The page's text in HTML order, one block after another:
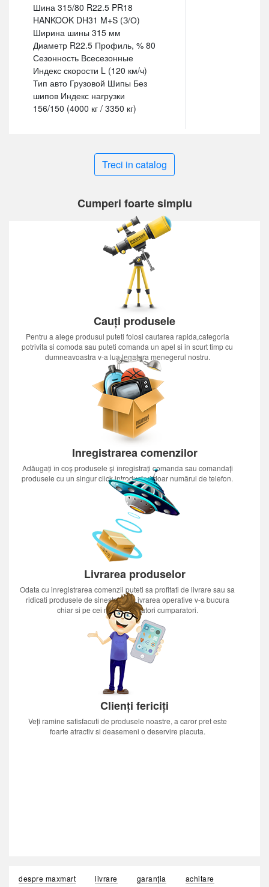
Шина 315/80 R22.5 PR18
HANKOOK DH31 M+S (З/О)
Ширина шины 315 мм
Диаметр R22.5 Профиль, % 80
Сезонность Всесезонные
Индекс скорости L (120 км/ч)
Тип авто Грузовой Шипы Без
шипов Индекс нагрузки
156/150 (4000 кг / 3350 кг)
Treci in catalog
Cumperi foarte simplu
Cauți produsele
Pentru a alege produsul puteti folosi cautarea rapida,categoria
potrivita si comoda sau puteti comanda un apel si in scurt timp cu
dumneavoastra v-a lua legatura menegerul nostru.
Inregistrarea comenzilor
Adăugați în coș produsele și înregistrați comanda sau comandați
produsele cu un singur click introducînd doar numărul de telefon.
Livrarea produselor
Odata cu inregistrarea comenzii puteti sa profitati de livrare sau sa
ridicati produsele de sinestatator.Livrarea operative v-a bucura
chiar si pe cei mai nerabdatori cumparatori.
Clienți fericiți
Veți ramine satisfacuti de produsele noastre, a caror pret este
foarte atractiv si deasemeni o deservire placuta.
despre maxmart livrare garanția
achitare